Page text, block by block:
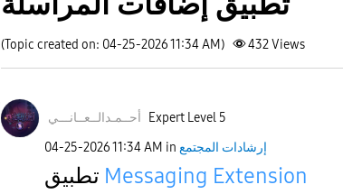
(Topic created on: 04-25-2026 11:34 AM) 432Views
أحــمـدالــعــانـــي Expert Level 5
‎04-25-202611:34 AM in إرشادات المجتمع
Messaging Extension